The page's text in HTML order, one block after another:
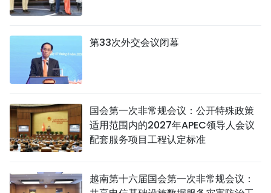
第33次外交会议闭幕
国会第一次非常规会议：公开特殊政策
适用范围内的2027年APEC领导人会议
配套服务项目工程认定标准
越南第十六届国会第一次非常规会议：